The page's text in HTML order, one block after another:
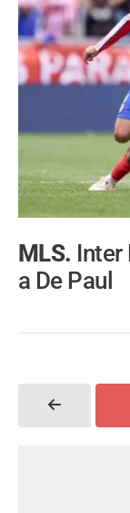
MLS. Inter
a De Paul